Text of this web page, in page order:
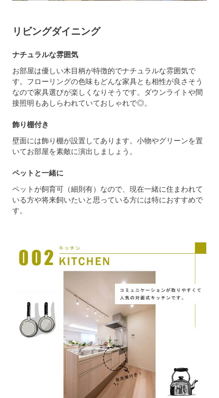
リビングダイニング
ナチュラルな雰囲気
お部屋は優しい木目柄が特徴的でナチュラルな雰囲気で
す。フローリングの色味もどんな家具とも相性が良さそう
なので家具選びが楽しくなりそうです。ダウンライトや間
接照明もあしらわれていておしゃれで◎。
飾り棚付き
壁面には飾り棚が設置してあります。小物やグリーンを置
いてお部屋を素敵に演出しましょう。
ペットと一緒に
ペットが飼育可（細則有）なので、現在一緒に住まわれて
いる方や将来飼いたいと思っている方には特におすすめで
す。